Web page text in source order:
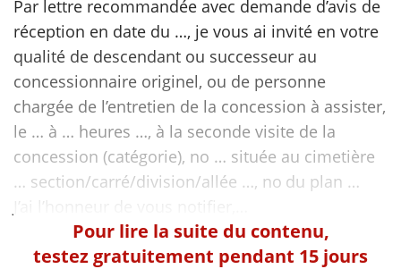
Par lettre recommandée avec demande d’avis de
réception en date du …, je vous ai invité en votre
qualité de descendant ou successeur au
concessionnaire originel, ou de personne
chargée de l’entretien de la concession à assister,
le … à … heures …, à la seconde visite de la
concession (catégorie), no … située au cimetière
… section/carré/division/allée …, no du plan …
Pour lire la suite du contenu,
testez gratuitement pendant 15 jours